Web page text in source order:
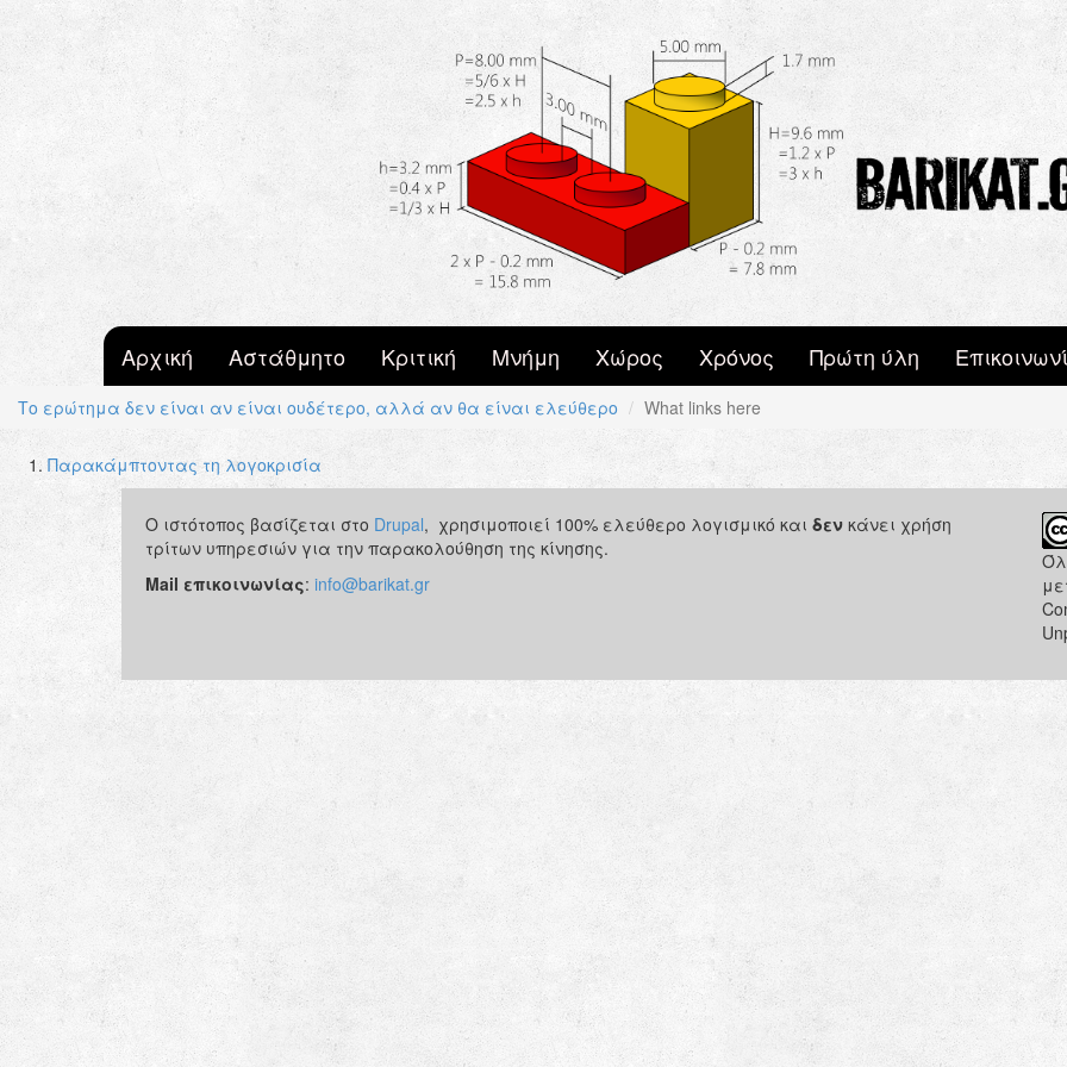
Skip to main content
Αρχική Αστάθμητο Κριτική Μνήμη Χώρος Χρόνος Πρώτη ύλη
Το ερώτημα δεν είναι αν είναι ουδέτερο, αλλά αν θα είναι ελεύθερο What links here
Primary tabs
Παρακάμπτοντας τη λογοκρισία
Ο ιστότοπος βασίζεται στο Drupal, χρησιμοποιεί 100% ελεύθερο λογισμικό και δεν κάνει χρήση
τρίτων υπηρεσιών για την παρακολούθηση της κίνησης.
Mail επικοινωνίας: info@barikat.gr